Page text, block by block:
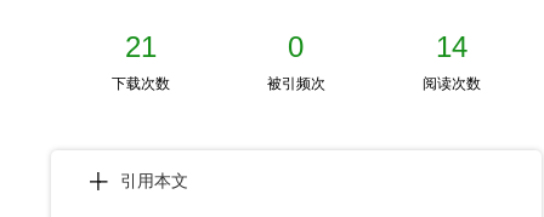
21 0 14
下载次数 被引频次 阅读次数
引用本文